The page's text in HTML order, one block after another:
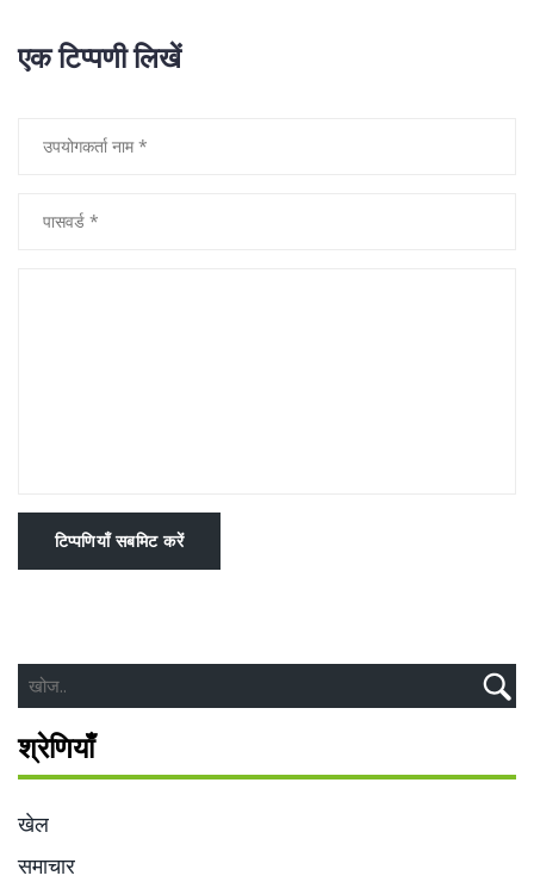
एक टिप्पणी लिखें
टिप्पणियाँ सबमिट करें
श्रेणियाँ
खेल
समाचार